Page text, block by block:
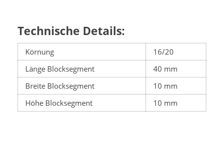
Technische Details:
Körnung
16/20
Länge Blocksegment
40 mm
Breite Blocksegment
10 mm
Höhe Blocksegment
10 mm